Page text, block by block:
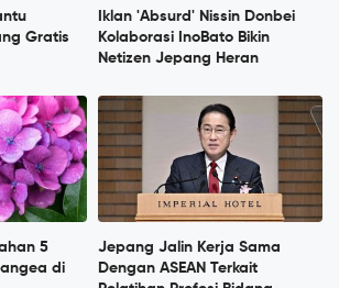
Gratis
Iklan 'Absurd' Nissin Donbei
Kolaborasi InoBato Bikin
Netizen Jepang Heran
5
di
Jepang Jalin Kerja Sama
Dengan ASEAN Terkait